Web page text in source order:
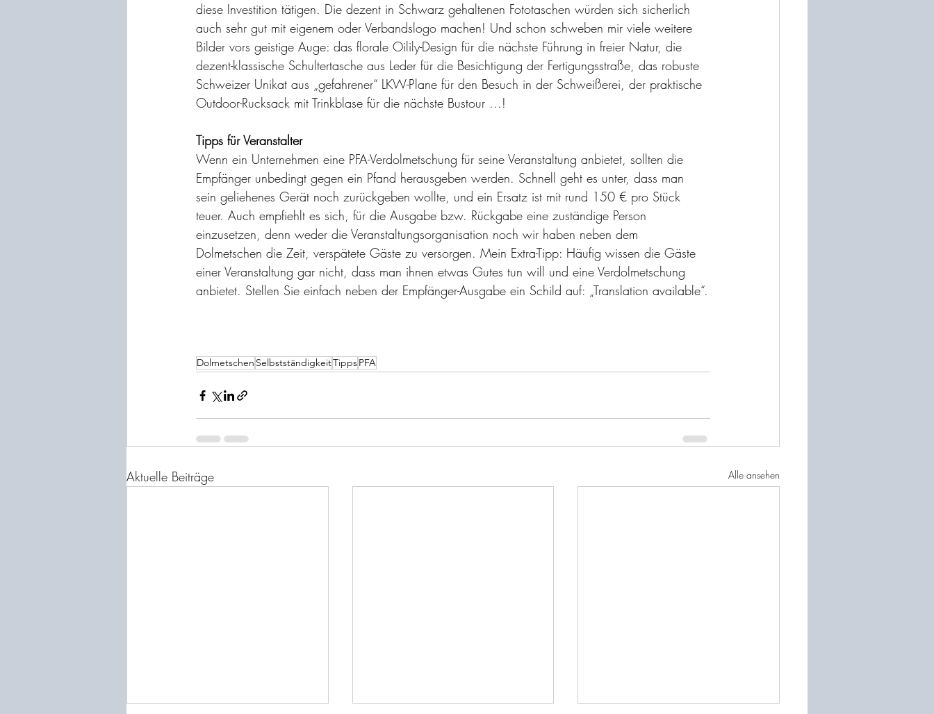
diese Investition tätigen. Die dezent in Schwarz gehaltenen Fototaschen würden sich sicherlich
auch sehr gut mit eigenem oder Verbandslogo machen! Und schon schweben mir viele weitere
Bilder vors geistige Auge: das florale Oilily-Design für die nächste Führung in freier Natur, die
dezent-klassische Schultertasche aus Leder für die Besichtigung der Fertigungsstraße, das robuste
Schweizer Unikat aus „gefahrener“ LKW-Plane für den Besuch in der Schweißerei, der praktische
Outdoor-Rucksack mit Trinkblase für die nächste Bustour ...!
Tipps für Veranstalter
Wenn ein Unternehmen eine PFA-Verdolmetschung für seine Veranstaltung anbietet, sollten die
Empfänger unbedingt gegen ein Pfand herausgeben werden. Schnell geht es unter, dass man
sein geliehenes Gerät noch zurückgeben wollte, und ein Ersatz ist mit rund 150 € pro Stück
teuer. Auch empfiehlt es sich, für die Ausgabe bzw. Rückgabe eine zuständige Person
einzusetzen, denn weder die Veranstaltungsorganisation noch wir haben neben dem
Dolmetschen die Zeit, verspätete Gäste zu versorgen. Mein Extra-Tipp: Häufig wissen die Gäste
einer Veranstaltung gar nicht, dass man ihnen etwas Gutes tun will und eine Verdolmetschung
anbietet. Stellen Sie einfach neben der Empfänger-Ausgabe ein Schild auf: „Translation available“.
Dolmetschen SelbstständigkeitTippsPFA
Aktuelle Beiträge Alle ansehen